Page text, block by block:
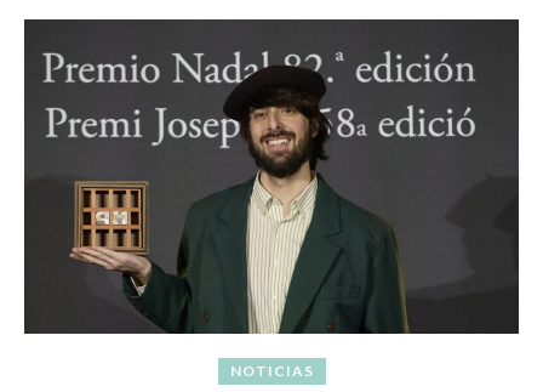
NOTICIAS